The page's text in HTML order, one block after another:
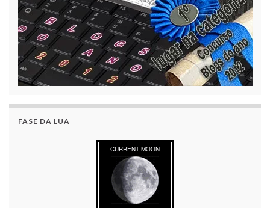
FASE DA LUA